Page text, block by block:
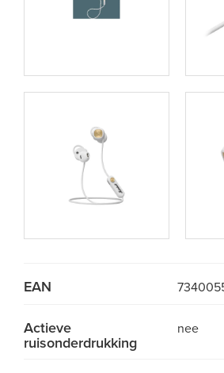
EAN
Actieve
ruisonderdrukking
nee